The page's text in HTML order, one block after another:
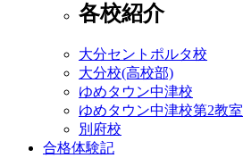
各校紹介
大分セントポルタ校
大分校(高校部)
ゆめタウン中津校
ゆめタウン中津校第2教室
別府校
合格体験記